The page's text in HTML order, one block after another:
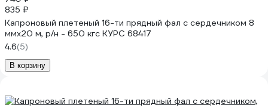
835 ₽
Капроновый плетеный 16-ти прядный фал с сердечником 8
ммх20 м, р/н - 650 кгс КУРС 68417
4.6(5)
В корзину